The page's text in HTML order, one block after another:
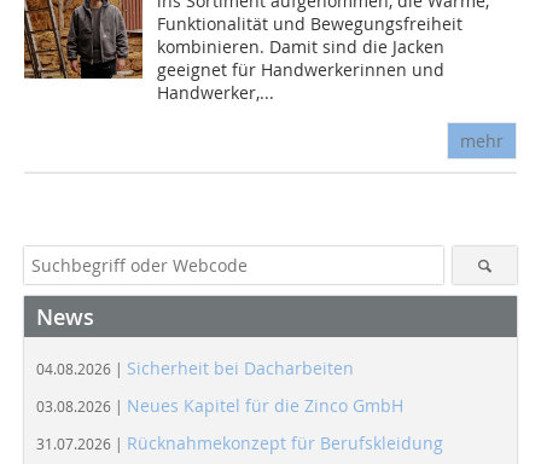
Funktionalität und Bewegungsfreiheit
kombinieren. Damit sind die Jacken
geeignet für Handwerkerinnen und
Handwerker,...
mehr
News
04.08.2026 | Sicherheit bei Dacharbeiten
03.08.2026 | Neues Kapitel für die Zinco GmbH
31.07.2026 | Rücknahmekonzept für Berufskleidung